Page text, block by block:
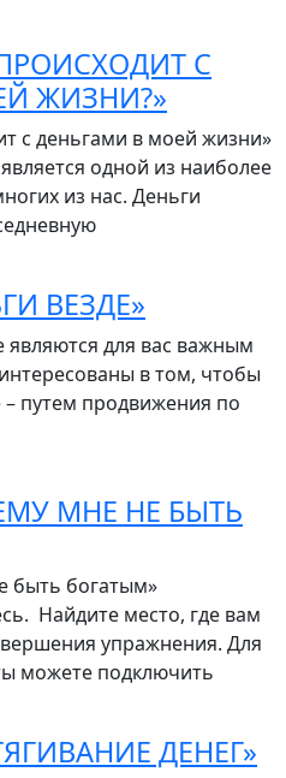
С
ЖИЗНИ?»
с деньгами в моей жизни»
одной из наиболее
из нас. Деньги
ВЕЗДЕ»
являются для вас важным
в том, чтобы
путем продвижения по
МНЕ НЕ БЫТЬ
быть богатым»
Найдите место, где вам
упражнения. Для
можете подключить
ДЕНЕГ»